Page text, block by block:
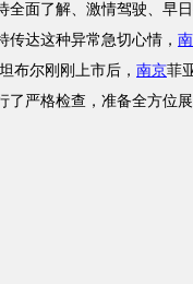
全面了解、激情驾驶、早
传达这种异常急切心情，
布尔刚刚上市后， 南京菲
严格检查，准备全方位展